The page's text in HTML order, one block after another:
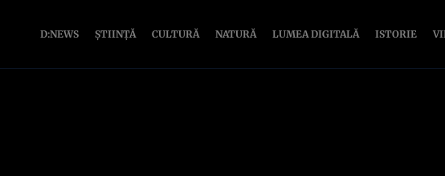
D:NEWS ȘTIINȚĂ CULTURĂ NATURĂ LUMEA DIGITALĂ ISTORIE